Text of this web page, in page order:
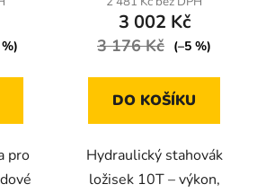
pro
3 002 Kč
3 176 Kč (–5 %)
DO KOŠÍKU
Hydraulický stahovák
ložisek 10T – výkon,